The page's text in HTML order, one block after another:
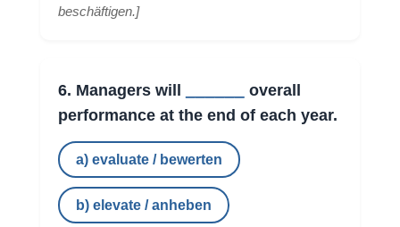
beschäftigen.]
6. Managers will
overall
performance at the end of each year.
a) evaluate / bewerten
b) elevate / anheben